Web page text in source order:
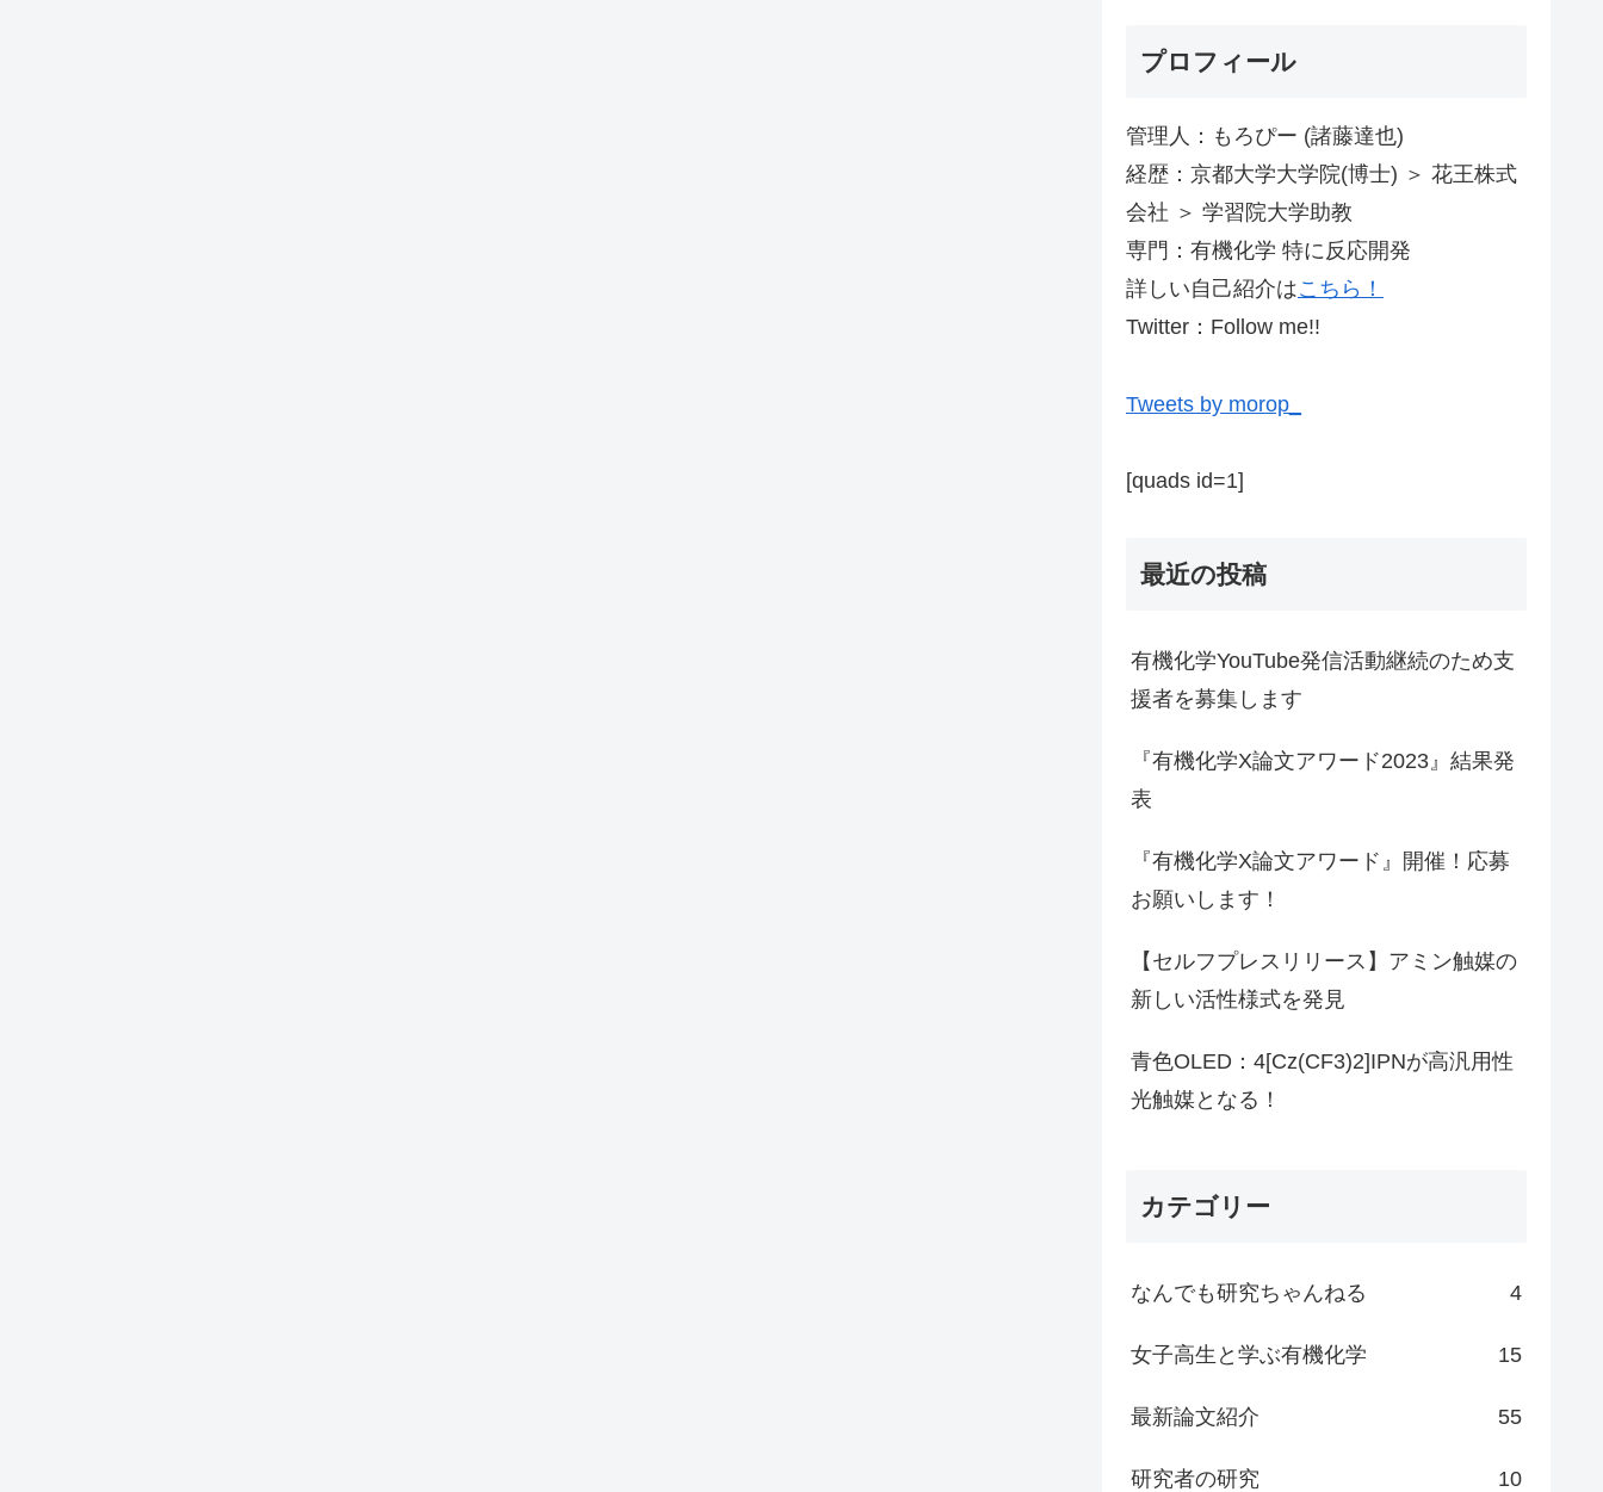
プロフィール
管理人：もろぴー (諸藤達也)
経歴：京都大学大学院(博士) ＞ 花王株式
会社 ＞ 学習院大学助教
専門：有機化学 特に反応開発
詳しい自己紹介はこちら！
Twitter：Follow me!!
Tweets by morop_
[quads id=1]
最近の投稿
有機化学YouTube発信活動継続のため支
援者を募集します
『有機化学X論文アワード2023』結果発
表
『有機化学X論文アワード』開催！応募
お願いします！
【セルフプレスリリース】アミン触媒の
新しい活性様式を発見
青色OLED：4[Cz(CF3)2]IPNが高汎用性
光触媒となる！
カテゴリー
なんでも研究ちゃんねる 4
女子高生と学ぶ有機化学 15
最新論文紹介 55
研究者の研究 10